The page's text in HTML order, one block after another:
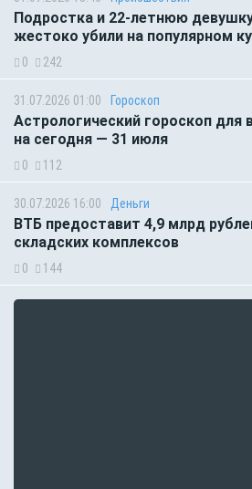
Подростка и 22-летнюю
жестоко убили на популярном
0 242
31.07.2026 01:00 Гороскоп
Астрологический гороскоп для
на сегодня — 31 июля
0 112
30.07.2026 16:00 Деньги
ВТБ предоставит 4,9 млрд
складских комплексов
0 144